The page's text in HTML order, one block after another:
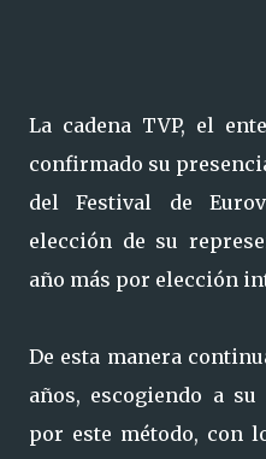
La cadena TVP, el
confirmado su
del Festival de
elección de su
año más por elección
De esta manera
años, escogiendo a
por este método, con